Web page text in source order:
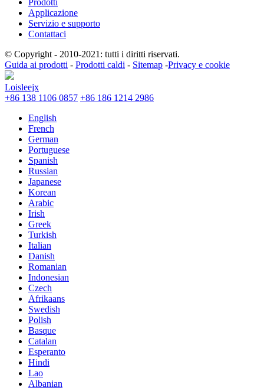
Applicazione
Servizio e supporto
Contattaci
© Copyright - 2010-2021: tutti i diritti riservati.
Guida ai prodotti - Prodotti caldi - Sitemap -Privacy e cookie
Loisleejx
+86 138 1106 0857 +86 186 1214 2986
English
French
German
Portuguese
Spanish
Russian
Japanese
Korean
Arabic
Irish
Greek
Turkish
Italian
Danish
Romanian
Indonesian
Czech
Afrikaans
Swedish
Polish
Basque
Catalan
Esperanto
Hindi
Lao
Albanian